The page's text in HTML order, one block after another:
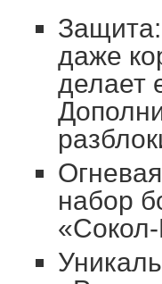
даже
делает
набор